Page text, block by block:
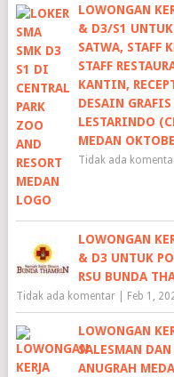
LOWONGAN
& D3/S1
SATWA, STAFF
STAFF
KANTIN,
DESAIN
LESTARINDO
MEDAN
Tidak ada
LOWONGAN
& D3 UNTUK
RSU BUNDA
Tidak ada komentar| Feb 1,
LOWONGAN
SALESMAN
ANUGRAH